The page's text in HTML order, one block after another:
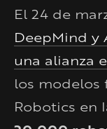
El 24 de
DeepMind y
una alianza
los modelos
Robotics en